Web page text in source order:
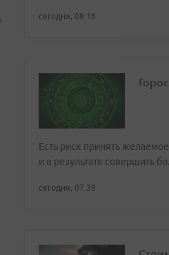
сегодня, 08:16
Есть риск принять
и в результате совершить
сегодня, 07:38